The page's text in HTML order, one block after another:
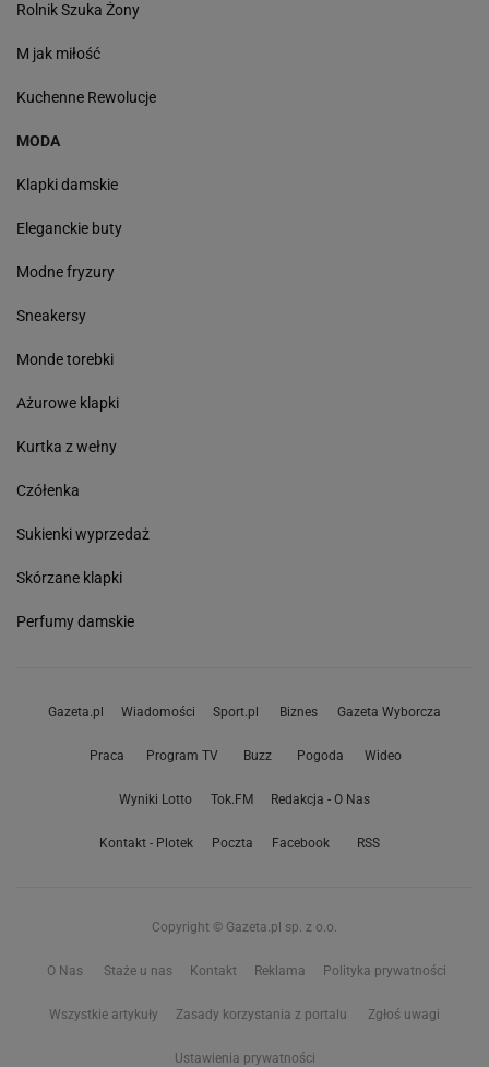
Rolnik Szuka Żony
M jak miłość
Kuchenne Rewolucje
MODA
Klapki damskie
Eleganckie buty
Modne fryzury
Sneakersy
Monde torebki
Ażurowe klapki
Kurtka z wełny
Czółenka
Sukienki wyprzedaż
Skórzane klapki
Perfumy damskie
Gazeta.pl Wiadomości Sport.pl Biznes Gazeta Wyborcza
Praca Program TV Buzz Pogoda Wideo
Wyniki Lotto Tok.FM Redakcja - O Nas
Kontakt - Plotek Poczta Facebook RSS
Copyright © Gazeta.pl sp. z o.o.
O Nas Staże u nas Kontakt Reklama Polityka prywatności
Wszystkie artykuły Zasady korzystania z portalu Zgłoś uwagi
Ustawienia prywatności